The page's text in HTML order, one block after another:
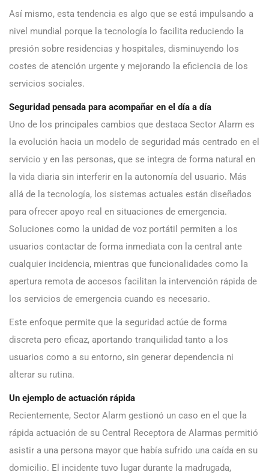
Así mismo, esta tendencia es algo que se está impulsando a
nivel mundial porque la tecnología lo facilita reduciendo la
presión sobre residencias y hospitales, disminuyendo los
costes de atención urgente y mejorando la eficiencia de los
servicios sociales.
Seguridad pensada para acompañar en el día a día
Uno de los principales cambios que destaca Sector Alarm es
la evolución hacia un modelo de seguridad más centrado en el
servicio y en las personas, que se integra de forma natural en
la vida diaria sin interferir en la autonomía del usuario. Más
allá de la tecnología, los sistemas actuales están diseñados
para ofrecer apoyo real en situaciones de emergencia.
Soluciones como la unidad de voz portátil permiten a los
usuarios contactar de forma inmediata con la central ante
cualquier incidencia, mientras que funcionalidades como la
apertura remota de accesos facilitan la intervención rápida de
los servicios de emergencia cuando es necesario.
Este enfoque permite que la seguridad actúe de forma
discreta pero eficaz, aportando tranquilidad tanto a los
usuarios como a su entorno, sin generar dependencia ni
alterar su rutina.
Un ejemplo de actuación rápida
Recientemente, Sector Alarm gestionó un caso en el que la
rápida actuación de su Central Receptora de Alarmas permitió
asistir a una persona mayor que había sufrido una caída en su
domicilio. El incidente tuvo lugar durante la madrugada,